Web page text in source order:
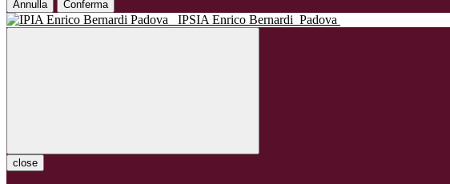
Annulla Conferma
IPSIA Enrico Bernardi Padova
close